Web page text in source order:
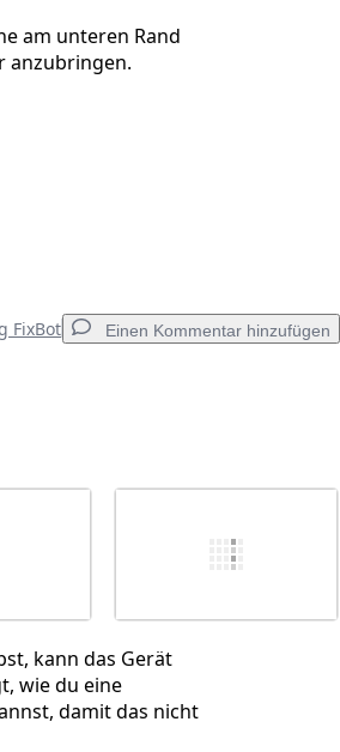
am unteren Rand
anzubringen.
FixBot Einen Kommentar hinzufügen
Kommentieren
kann das Gerät
wie du eine
damit das nicht